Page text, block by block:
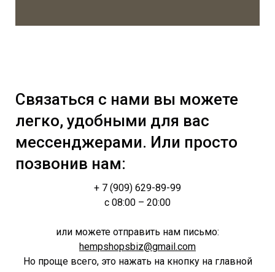
Связаться с нами вы можете
легко, удобными для вас
мессенджерами. Или просто
позвонив нам:
+ 7 (909) 629-89-99
с 08:00 – 20:00
или можете отправить нам письмо:
hempshopsbiz@gmail.com
Но проще всего, это нажать на кнопку на главной